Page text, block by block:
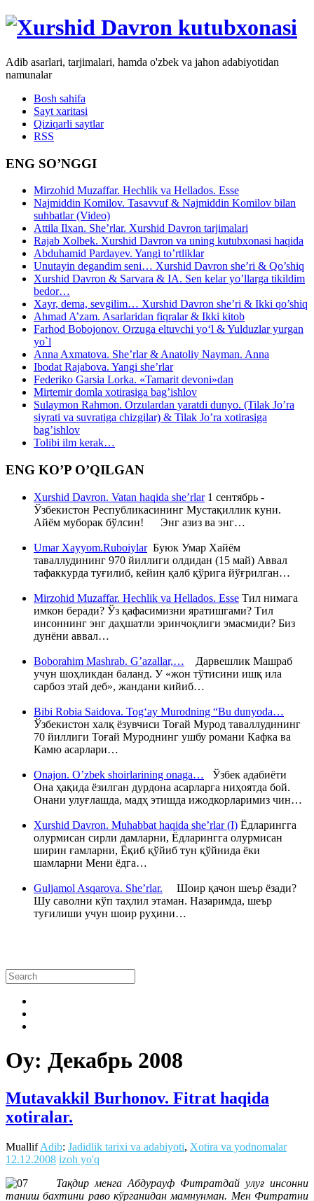
Adib asarlari, tarjimalari, hamda o'zbek va jahon adabiyotidan
namunalar
Bosh sahifa
Sayt xaritasi
Qiziqarli saytlar
RSS
ENG SO’NGGI
Mirzohid Muzaffar. Hechlik va Hellados. Esse
Najmiddin Komilov. Tasavvuf & Najmiddin Komilov bilan
suhbatlar (Video)
Attila Ilxan. She’rlar. Xurshid Davron tarjimalari
Rajab Xolbek. Xurshid Davron va uning kutubxonasi haqida
Abduhamid Pardayev. Yangi to’rtliklar
Unutayin degandim seni… Xurshid Davron she’ri & Qo’shiq
Xurshid Davron & Sarvara & IA. Sen kelar yo’llarga tikildim
bedor…
Xayr, dema, sevgilim… Xurshid Davron she’ri & Ikki qo’shiq
Ahmad A’zam. Asarlaridan fiqralar & Ikki kitob
Farhod Bobojonov. Orzuga eltuvchi yo‘l & Yulduzlar yurgan
yo`l
Anna Axmatova. She’rlar & Anatoliy Nayman. Anna
Ibodat Rajabova. Yangi she’rlar
Federiko Garsia Lorka. «Tamarit devoni»dan
Mirtemir domla xotirasiga bag’ishlov
Sulaymon Rahmon. Orzulardan yaratdi dunyo. (Tilak Jo’ra
siyrati va suvratiga chizgilar) & Tilak Jo’ra xotirasiga
bag’ishlov
Tolibi ilm kerak…
ENG KO’P O’QILGAN
Xurshid Davron. Vatan haqida she’rlar1 сентябрь -
Ўзбекистон Республикасининг Мустақиллик куни.
Айём муборак бўлсин! Энг азиз ва энг…
Umar Xayyom.RuboiylarБуюк Умар Хайём
таваллудининг 970 йиллиги олдидан (15 май) Аввал
тафаккурда туғилиб, кейин қалб қўрига йўғрилган…
Mirzohid Muzaffar. Hechlik va Hellados. Esse Тил нимага
имкон беради? Ўз қафасимизни яратишгами? Тил
инсоннинг энг даҳшатли эринчоқлиги эмасмиди? Биз
дунёни аввал…
Boborahim Mashrab. G’azallar,… Дарвешлик Машраб
учун шоҳликдан баланд. У «жон тўтисини ишқ ила
сарбоз этай деб», жандани кийиб…
Bibi Robia Saidova. Tog‘ay Murodning “Bu dunyoda…
Ўзбекистон халқ ёзувчиси Тоғай Мурод таваллудининг
70 йиллиги Тоғай Муроднинг ушбу романи Кафка ва
Камю асарлари…
Onajon. O’zbek shoirlarining onaga… Ўзбек адабиёти
Она ҳақида ёзилган дурдона асарларга ниҳоятда бой.
Онани улуғлашда, мадҳ этишда ижодкорларимиз чин…
Xurshid Davron. Muhabbat haqida she’rlar (I) Ёдларингга
олурмисан сирли дамларни, Ёдларингга олурмисан
ширин ғамларни, Ёқиб қўйиб тун қўйнида ёки
шамларни Мени ёдга…
Guljamol Asqarova. She’rlar. Шоир қачон шеър ёзади?
Шу саволни кўп таҳлил этаман. Назаримда, шеър
туғилиши учун шоир руҳини…
Oy: Декабрь 2008
Mutavakkil Burhonov. Fitrat haqida
xotiralar.
MuallifAdib: Jadidlik tarixi va adabiyoti, Xotira va yodnomalar
12.12.2008 izoh yo'q
Тақдир менга Абдурауф Фитратдай улуғ инсонни
таниш бахтини раво кўрганидан мамнунман. Мен Фитратни